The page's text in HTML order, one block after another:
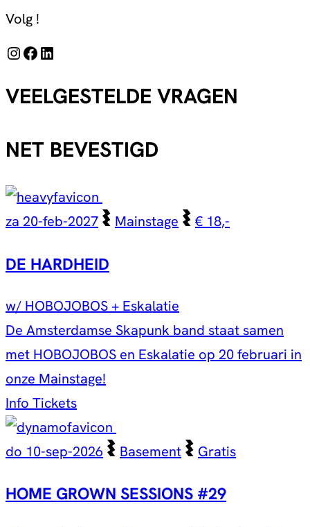
Volg !
Instagram
Facebook
LinkedIn
VEELGESTELDE VRAGEN
NET BEVESTIGD
za 20-feb-2027 Mainstage € 18,-
DE HARDHEID
w/ HOBOJOBOS + Eskalatie
De Amsterdamse Skapunk band staat samen
met HOBOJOBOS en Eskalatie op 20 februari in
onze Mainstage!
Info Tickets
do 10-sep-2026 Basement Gratis
HOME GROWN SESSIONS #29